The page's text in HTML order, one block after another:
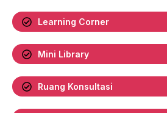
Learning Corner
Mini Library
Ruang Konsultasi